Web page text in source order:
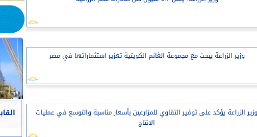
وزير الزراعة يبحث مع مجموعة الغانم الكويتية تعزير استثماراتها في مصر
الزراعة يؤكد على توفير التقاوي للمزارعين بأسعار مناسبة والتوسع في عمليات
الانتاج